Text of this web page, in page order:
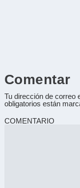
Comentar
Tu dirección de correo
obligatorios están
COMENTARIO